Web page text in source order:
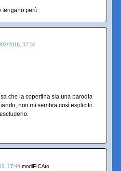
tengano però
02/2016, 17:34
che la copertina sia una parodia
non mi sembra così esplicito...
17:44 modiFICAto